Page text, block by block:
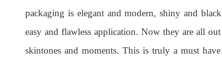
packaging is elegant and modern, shiny and
easy and flawless application. Now they are all
skintones and moments. This is truly a must